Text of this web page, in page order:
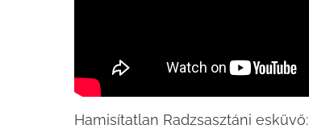
Hamisítatlan Radzsasztáni esküvő: